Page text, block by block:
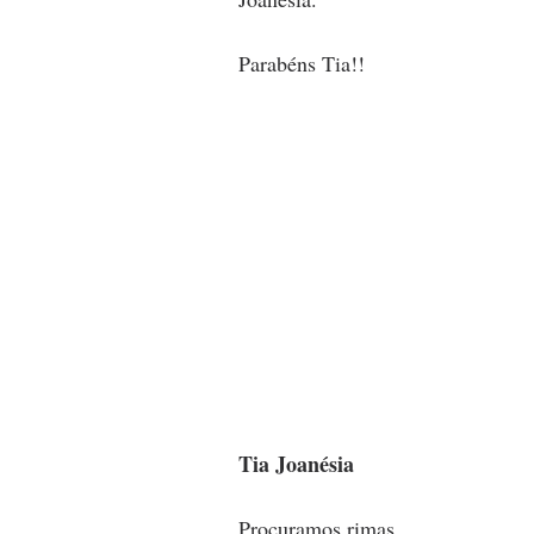
Parabéns Tia!!
Tia Joanésia
Procuramos rimas